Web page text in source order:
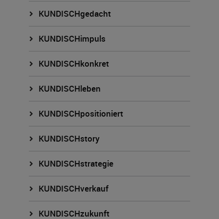
KUNDISCHgedacht
KUNDISCHimpuls
KUNDISCHkonkret
KUNDISCHleben
KUNDISCHpositioniert
KUNDISCHstory
KUNDISCHstrategie
KUNDISCHverkauf
KUNDISCHzukunft